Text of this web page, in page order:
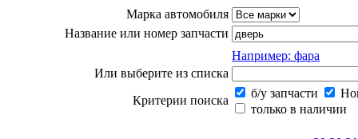
Марка автомобиля
Название или номер запчасти
Например: фара
Или выберите из списка
Критерии поиска
б/у запчасти
только в наличии